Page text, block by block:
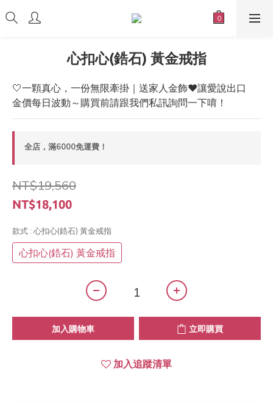
心扣心(鋯石) 黃金戒指
🤍一顆真心，一份無限牽掛｜送家人金飾❤️讓愛說出口
金價每日波動～購買前請跟我們私訊詢問一下唷！
全店，滿6000免運費！
NT$19,560
NT$18,100
款式 : 心扣心(鋯石) 黃金戒指
心扣心(鋯石) 黃金戒指
加入購物車 立即購買
加入追蹤清單